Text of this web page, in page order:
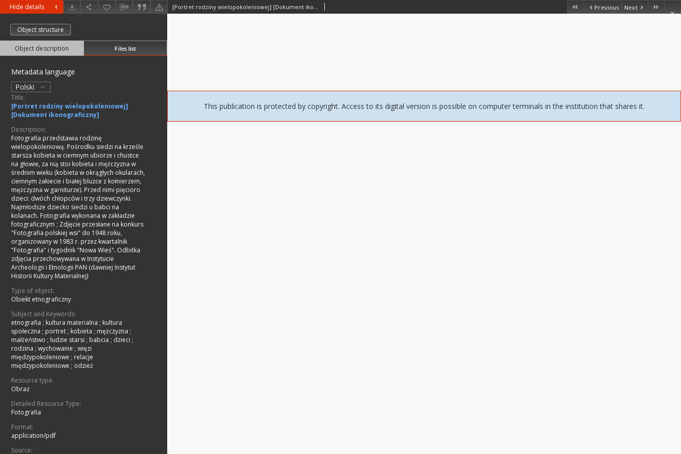
Hide details [Portret rodziny wielopokoleniowej] [Dokument ikonograficzny] Previous Next
Object structure
Object description Files list
Metadata language
Polski
Title:
[Portret rodziny wielopokoleniowej]
[Dokument ikonograficzny]
Description:
Fotografia przedstawia rodzinę
wielopokoleniową. Pośrodku siedzi na krześle
starsza kobieta w ciemnym ubiorze i chustce
na głowie, za nią stoi kobieta i mężczyzna w
średnim wieku (kobieta w okrągłych okularach,
ciemnym żakiecie i białej bluzce z kołnierzem,
mężczyzna w garniturze). Przed nimi pięcioro
dzieci: dwóch chłopców i trzy dziewczynki.
Najmłodsze dziecko siedzi u babci na
kolanach. Fotografia wykonana w zakładzie
fotograficznym ; Zdjęcie przesłane na konkurs
"Fotografia polskiej wsi" do 1948 roku,
organizowany w 1983 r. przez kwartalnik
"Fotografia" i tygodnik "Nowa Wieś". Odbitka
zdjęcia przechowywana w Instytucie
Archeologii i Etnologii PAN (dawniej Instytut
Historii Kultury Materialnej)
Type of object:
Obiekt etnograficzny
Subject and Keywords:
etnografia ; kultura materialna ; kultura
społeczna ; portret ; kobieta ; mężczyzna ;
małżeństwo ; ludzie starsi ; babcia ; dzieci ;
rodzina ; wychowanie ; więzi
międzypokoleniowe ; relacje
międzypokoleniowe ; odzież
Resource type:
Obraz
Detailed Resource Type:
Fotografia
Format:
application/pdf
Source:
This publication is protected by copyright. Access to its digital version is possible on computer terminals in the institution that shares it.